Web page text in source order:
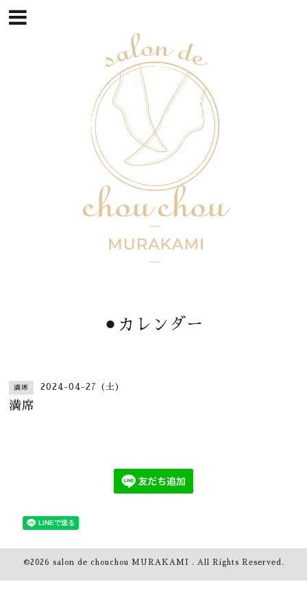
⚫︎カレンダー
満席 2024-04-27 (土)
満席
©2026 salon de chouchou MURAKAMI . All Rights Reserved.